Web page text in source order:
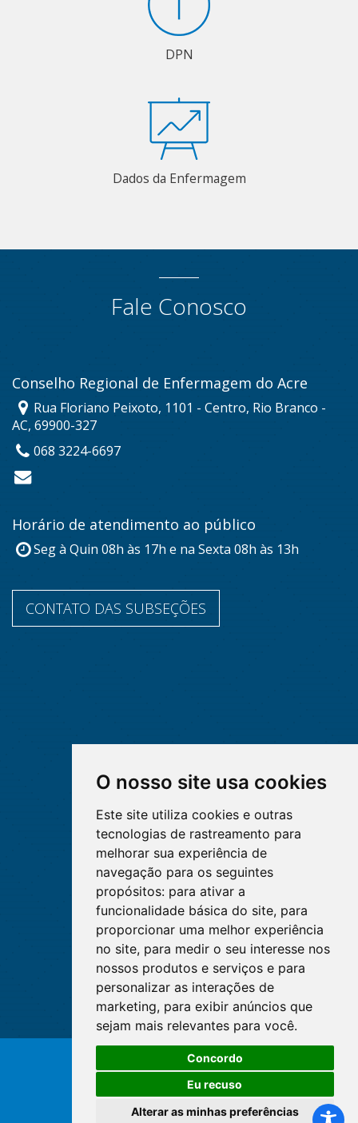
O nosso site usa cookies
Este site utiliza cookies e outras
tecnologias de rastreamento para
melhorar sua experiência de
navegação para os seguintes
propósitos: para ativar a
funcionalidade básica do site, para
proporcionar uma melhor experiência
no site, para medir o seu interesse nos
nossos produtos e serviços e para
personalizar as interações de
marketing, para exibir anúncios que
sejam mais relevantes para você.
Concordo
Eu recuso
Alterar as minhas preferências
DPN
Dados da Enfermagem
Fale Conosco
Conselho Regional de Enfermagem do Acre
Rua Floriano Peixoto, 1101 - Centro, Rio Branco -
AC, 69900-327
068 3224-6697
Horário de atendimento ao público
Seg à Quin 08h às 17h e na Sexta 08h às 13h
CONTATO DAS SUBSEÇÕES
© Copyright 2026 - Cofen/CORENs